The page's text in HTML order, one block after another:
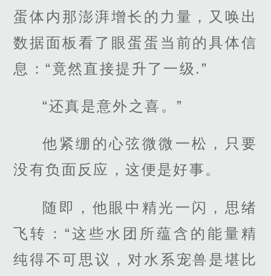
蛋体内那澎湃增长的力量，又唤出
数据面板看了眼蛋蛋当前的具体信
息：“竟然直接提升了一级.”
“还真是意外之喜。”
他紧绷的心弦微微一松，只要
没有负面反应，这便是好事。
随即，他眼中精光一闪，思绪
飞转：“这些水团所蕴含的能量精
纯得不可思议，对水系宠兽是堪比